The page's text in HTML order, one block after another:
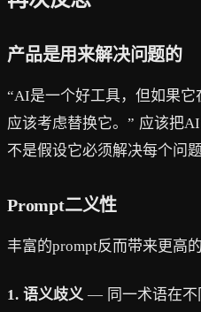
产品是用来解决问题的
“AI是一个好工具，但如果
应该考虑替换它。” 应该把
不是假设它必须解决每个问题
Prompt二义性
丰富的prompt反而带来更高
1. 语义歧义— 同一术语在不